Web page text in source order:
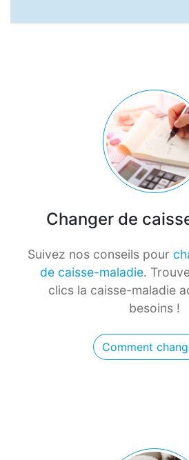
Changer de
Suivez nos conseils pour
de caisse-maladie.
clics la caisse-maladie
besoins !
Comment